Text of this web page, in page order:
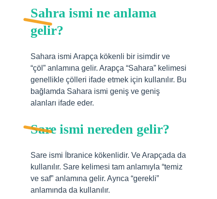
Sahra ismi ne anlama
gelir?
Sahara ismi Arapça kökenli bir isimdir ve
“çöl” anlamına gelir. Arapça “Sahara” kelimesi
genellikle çölleri ifade etmek için kullanılır. Bu
bağlamda Sahara ismi geniş ve geniş
alanları ifade eder.
Sare ismi nereden gelir?
Sare ismi İbranice kökenlidir. Ve Arapçada da
kullanılır. Sare kelimesi tam anlamıyla “temiz
ve saf” anlamına gelir. Ayrıca “gerekli”
anlamında da kullanılır.